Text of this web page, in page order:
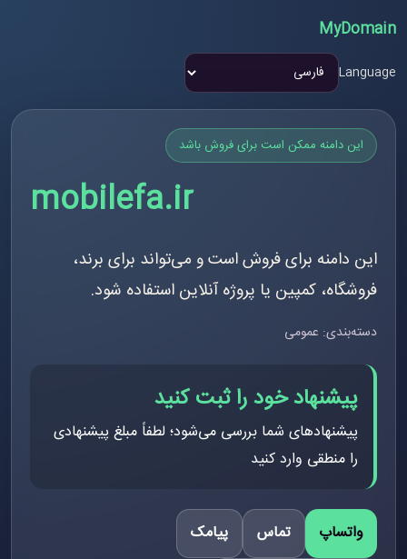
MyDomain
Language
این دامنه ممکن است برای فروش باشد
mobilefa.ir
این دامنه برای فروش است و می‌تواند برای برند،
فروشگاه، کمپین یا پروژه آنلاین استفاده شود.
دسته‌بندی: عمومی
پیشنهاد خود را ثبت کنید
پیشنهادهای شما بررسی می‌شود؛ لطفاً مبلغ پیشنهادی
را منطقی وارد کنید
واتساپ تماس
پیامک